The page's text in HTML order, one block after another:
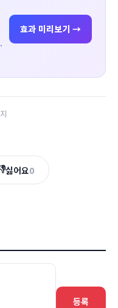
효과 미리보기 →
싫어요0
등록